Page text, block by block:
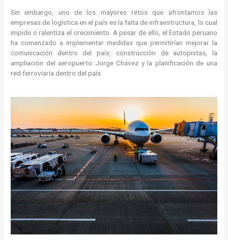
Sin embargo, uno de los mayores retos que afrontamos las
empresas de logística en el país es la falta de infraestructura, lo cual
impide o ralentiza el crecimiento. A pesar de ello, el Estado peruano
ha comenzado a implementar medidas que permitirían mejorar la
comunicación dentro del país: construcción de autopistas, la
ampliación del aeropuerto Jorge Chávez y la planificación de una
red ferroviaria dentro del país.